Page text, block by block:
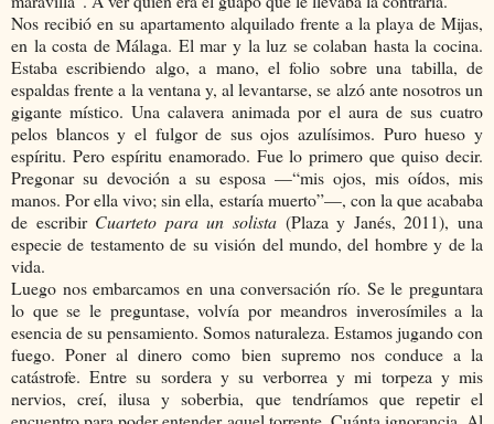
Nos recibió en su apartamento alquilado frente a la playa de Mijas,
en la costa de Málaga. El mar y la luz se colaban hasta la cocina.
Estaba escribiendo algo, a mano, el folio sobre una tabilla, de
espaldas frente a la ventana y, al levantarse, se alzó ante nosotros un
gigante místico. Una calavera animada por el aura de sus cuatro
pelos blancos y el fulgor de sus ojos azulísimos. Puro hueso y
espíritu. Pero espíritu enamorado. Fue lo primero que quiso decir.
Pregonar su devoción a su esposa —“mis ojos, mis oídos, mis
manos. Por ella vivo; sin ella, estaría muerto”—, con la que acababa
de escribir Cuarteto para un solista (Plaza y Janés, 2011), una
especie de testamento de su visión del mundo, del hombre y de la
vida.
Luego nos embarcamos en una conversación río. Se le preguntara
lo que se le preguntase, volvía por meandros inverosímiles a la
esencia de su pensamiento. Somos naturaleza. Estamos jugando con
fuego. Poner al dinero como bien supremo nos conduce a la
catástrofe. Entre su sordera y su verborrea y mi torpeza y mis
nervios, creí, ilusa y soberbia, que tendríamos que repetir el